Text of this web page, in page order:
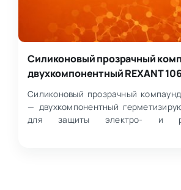
Силиконовый прозрачный
двухкомпонентный REXANT
Силиконовый прозрачный
— двухкомпонентный
для защиты электро- и